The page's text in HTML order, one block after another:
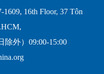
1609, 16th Floor, 37 Tôn
外）09:00-15:00